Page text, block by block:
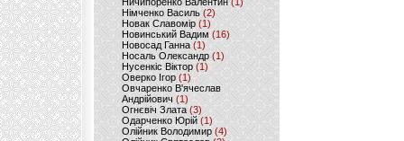
Німченко Василь (2)
Новак Славомір (1)
Новинський Вадим (16)
Новосад Ганна (1)
Носаль Олександр (1)
Нусенкіс Віктор (1)
Оверко Ігор (1)
Овчаренко В'ячеслав
Андрійович(1)
Огнєвіч Злата (3)
Одарченко Юрій(1)
Олійник Володимир (4)